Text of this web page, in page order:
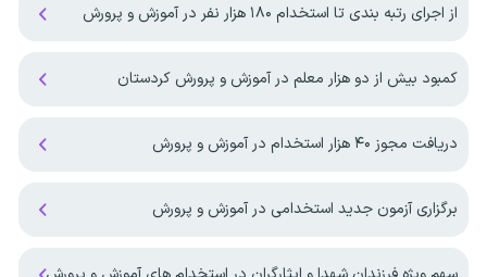
از اجرای رتبه بندی تا استخدام ۱۸۰ هزار نفر در آموزش و پرورش
کمبود بیش از دو هزار معلم در آموزش و پرورش کردستان
دریافت مجوز ۴۰ هزار استخدام در آموزش و پرورش
برگزاری آزمون جدید استخدامی در آموزش و پرورش